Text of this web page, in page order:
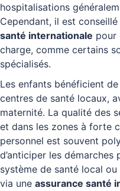
hospitalisations
Cependant, il est
santé internationale pour
charge, comme certains
spécialisés.
Les enfants bénéficient
centres de santé locaux,
maternité. La qualité des
et dans les zones à forte
personnel est souvent
d’anticiper les
système de santé local
via une assurance santé